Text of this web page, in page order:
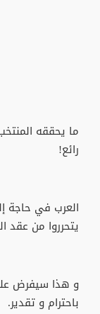
ما يحققه
رائع!
العرب في حاجة
يتحرروا من عقد
و هذا سيفرض
باحترام و تقدير.